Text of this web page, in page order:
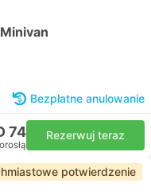
Bezpłatne anulowanie
74 Rezerwuj teraz
potwierdzenie